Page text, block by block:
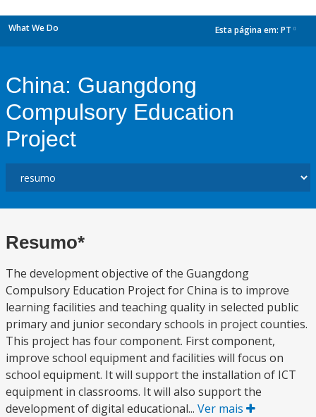
What We Do Esta página em: PT
China: Guangdong
Compulsory Education
Project
Resumo*
The development objective of the Guangdong
Compulsory Education Project for China is to improve
learning facilities and teaching quality in selected public
primary and junior secondary schools in project counties.
This project has four component. First component,
improve school equipment and facilities will focus on
school equipment. It will support the installation of ICT
equipment in classrooms. It will also support the
development of digital educational... Ver mais